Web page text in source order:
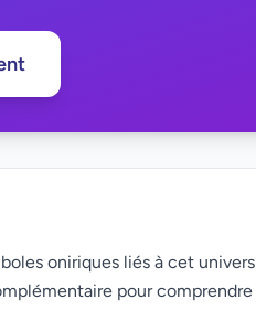
oniriques liés à cet univers
pour comprendre